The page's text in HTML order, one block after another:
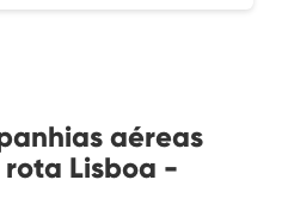
aéreas
Lisboa -